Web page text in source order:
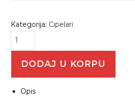
Kategorija: Cipelari
DODAJ U KORPU
Opis